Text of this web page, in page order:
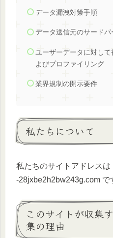
データ漏洩対策手順
データ送信元のサードパ
ユーザーデータに対し
よびプロファイリング
業界規制の開示要件
私たちについて
私たちのサイトアドレスは
-28jxbe2h2bw243g.com で
このサイトが収集
集の理由